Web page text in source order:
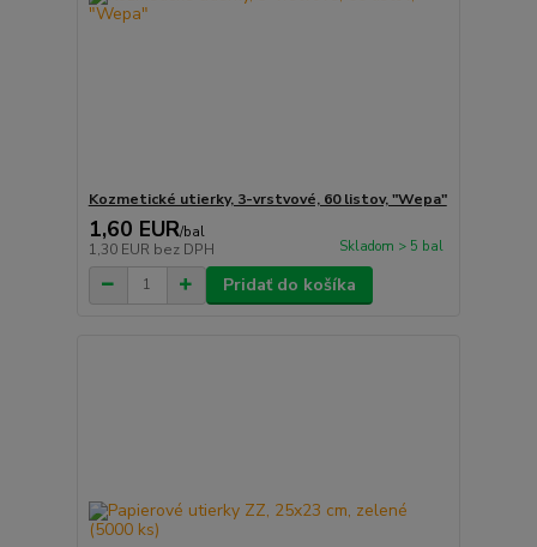
Kozmetické utierky, 3-vrstvové, 60 listov, "Wepa"
1,60 EUR/bal
1,30 EUR bez DPH Skladom > 5 bal
Pridať do košíka